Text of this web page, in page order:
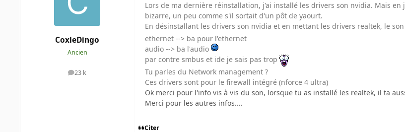
CoxleDingo
Ancien
23 k
messages
Lors de ma dernière réinstallation, j'ai installé les drivers son nvidia. Mais
bizarre, un peu comme s'il sortait d'un pôt de yaourt.
En désinstallant les drivers son nvidia et en mettant les drivers realtek, le
ethernet --> ba pour l'ethernet
audio --> ba l'audio
par contre smbus et ide je sais pas trop
Tu parles du Network management ?
Ces drivers sont pour le firewall intégré (nforce 4 ultra)
Ok merci pour l'info vis à vis du son, lorsque tu as installé les realtek, il ta
Merci pour les autres infos....
Citer